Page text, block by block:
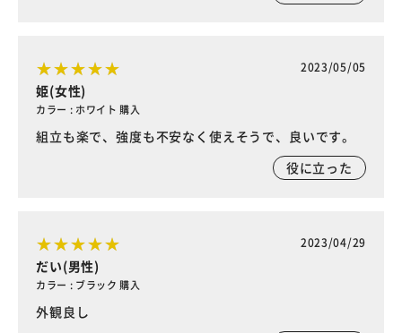
2023/05/05
姫(女性)
カラー : ホワイト 購入
組立も楽で、強度も不安なく使えそうで、良いです。
役に立った
2023/04/29
だい(男性)
カラー : ブラック 購入
外観良し